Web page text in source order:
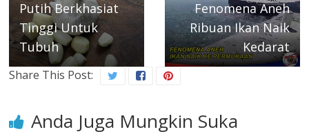
Putih Berkhasiat
Tinggi Untuk
Tubuh
Fenomena Aneh
Ribuan Ikan Naik
Kedarat
Share This Post:
Anda Juga Mungkin Suka